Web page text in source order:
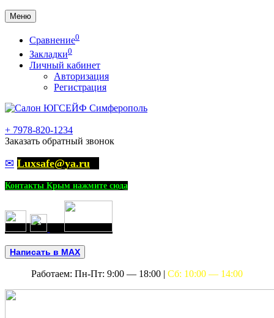
Меню
Сравнение0
Закладки0
Личный кабинет
Авторизация
Регистрация
+ 7978-820-1234
Заказать обратный звонок
✉ Luxsafe@ya.ru
Контакты Крым нажмите сюда
Написать в MAX
Работаем: Пн-Пт: 9:00 — 18:00 | Сб: 10:00 — 14:00